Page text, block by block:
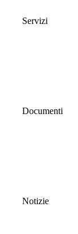
Servizi
Documenti
Notizie